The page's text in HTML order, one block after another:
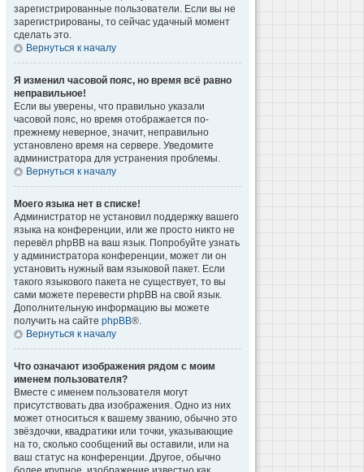
зарегистрированные пользователи. Если вы не
зарегистрированы, то сейчас удачный момент
сделать это.
Вернуться к началу
Я изменил часовой пояс, но время всё равно
неправильное!
Если вы уверены, что правильно указали
часовой пояс, но время отображается по-
прежнему неверное, значит, неправильно
установлено время на сервере. Уведомите
администратора для устранения проблемы.
Вернуться к началу
Моего языка нет в списке!
Администратор не установил поддержку вашего
языка на конференции, или же просто никто не
перевёл phpBB на ваш язык. Попробуйте узнать
у администратора конференции, может ли он
установить нужный вам языковой пакет. Если
такого языкового пакета не существует, то вы
сами можете перевести phpBB на свой язык.
Дополнительную информацию вы можете
получить на сайте phpBB®.
Вернуться к началу
Что означают изображения рядом с моим
именем пользователя?
Вместе с именем пользователя могут
присутствовать два изображения. Одно из них
может относиться к вашему званию, обычно это
звёздочки, квадратики или точки, указывающие
на то, сколько сообщений вы оставили, или на
ваш статус на конференции. Другое, обычно